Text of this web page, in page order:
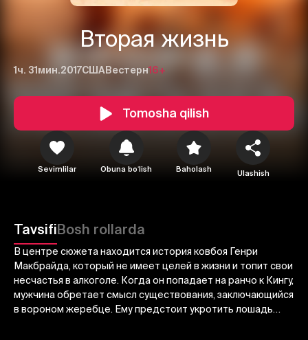
Вторая жизнь
1ч. 31мин.2017США Вестерн16+
Tomosha qilish
Sevimlilar Obuna boʻlish Baholash Ulashish
TavsifiBosh rollarda
В центре сюжета находится история ковбоя Генри
Макбрайда, который не имеет целей в жизни и топит свои
несчастья в алкоголе. Когда он попадает на ранчо к Кингу,
мужчина обретает смысл существования, заключающийся
в вороном жеребце. Ему предстоит укротить лошадь…
1 2 3